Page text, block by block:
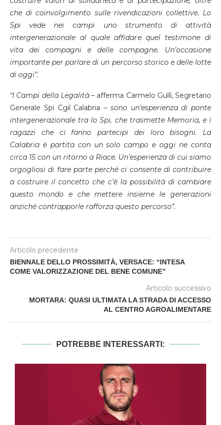
che di coinvolgimento sulle rivendicazioni collettive. Lo
Spi vede nei campi uno strumento di attività
intergenerazionale al quale affidare quel testimone di
vita dei compagni e delle compagne. Un’occasione
importante per parlare di un percorso storico e delle lotte
di oggi”.
“I Campi della Legalità – afferma Carmelo Gullì, Segretario
Generale Spi Cgil Calabria – sono un’esperienza di ponte
intergenerazionale tra lo Spi, che trasmette Memoria, e i
ragazzi che ci fanno partecipi dei loro bisogni. La
Calabria è partita con un solo campo e oggi ne conta
circa 15 con un ritorno a Riace. Un’esperienza di cui siamo
orgogliosi di fare parte perché ci consente di contribuire
a costruire il concetto che c’è la possibilità di cambiare
questo mondo e che mettere insieme le generazioni
anziché contrapporle rafforza questo percorso”.
Articolo precedente
BIENNALE DELLO PROSSIMITÀ, VERSACE: “INTESA
COME VALORIZZAZIONE DEL BENE COMUNE”
Articolo successivo
MORTARA: QUASI ULTIMATA LA STRADA DI ACCESSO
AL CENTRO AGROALIMENTARE
POTREBBE INTERESSARTI: